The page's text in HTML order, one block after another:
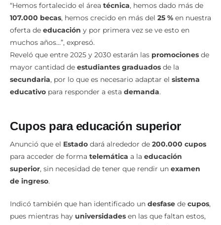
“Hemos fortalecido el área técnica, hemos dado más de
107.000 becas, hemos crecido en más del 25 % en nuestra
oferta de educación y por primera vez se ve esto en
muchos años…”, expresó.
Reveló que entre 2025 y 2030 estarán las promociones de
mayor cantidad de estudiantes graduados de la
secundaria, por lo que es necesario adaptar el sistema
educativo para responder a esta demanda.
Cupos para educación superior
Anunció que el Estado dará alrededor de 200.000 cupos
para acceder de forma telemática a la educación
superior, sin necesidad de tener que rendir un examen
de ingreso.
Indicó también que han identificado un desfase de cupos,
pues mientras hay universidades en las que faltan estos,